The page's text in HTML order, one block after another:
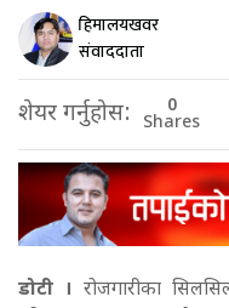
हिमालयखवर
संवाददाता
शेयर गर्नुहोस: 0
Shares
डोटी । रोजगारीका